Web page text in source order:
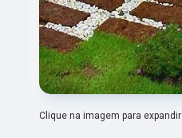
Clique na imagem para expandir